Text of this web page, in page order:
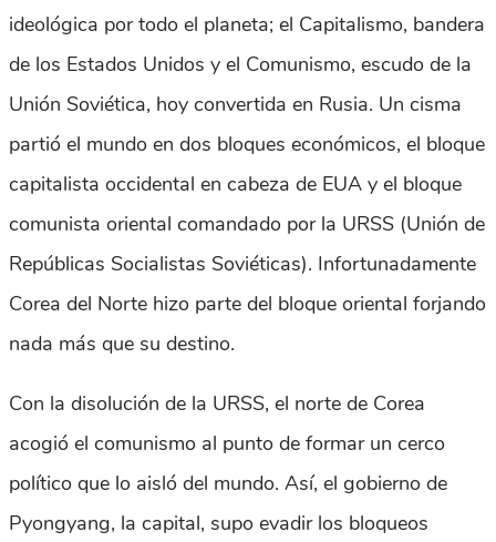
ideológica por todo el planeta; el Capitalismo, bandera
de los Estados Unidos y el Comunismo, escudo de la
Unión Soviética, hoy convertida en Rusia. Un cisma
partió el mundo en dos bloques económicos, el bloque
capitalista occidental en cabeza de EUA y el bloque
comunista oriental comandado por la URSS (Unión de
Repúblicas Socialistas Soviéticas). Infortunadamente
Corea del Norte hizo parte del bloque oriental forjando
nada más que su destino.
Con la disolución de la URSS, el norte de Corea
acogió el comunismo al punto de formar un cerco
político que lo aisló del mundo. Así, el gobierno de
Pyongyang, la capital, supo evadir los bloqueos